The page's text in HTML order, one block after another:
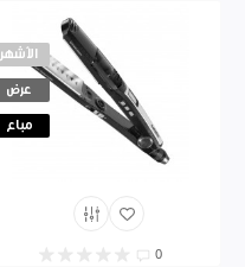
الأشهر
عرض
مباع
0